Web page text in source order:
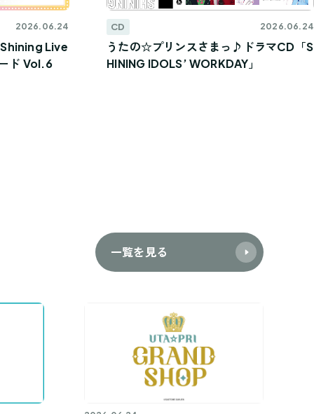
2026.06.24
Live
ド Vol.6
CD 2026.06.24
うたの☆プリンスさまっ♪ドラマCD「S
HINING IDOLS’ WORKDAY」
一覧を見る